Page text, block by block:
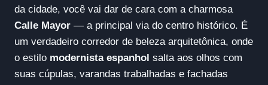
da cidade, você vai dar de cara com a charmosa
Calle Mayor — a principal via do centro histórico. É
um verdadeiro corredor de beleza arquitetônica, onde
o estilo modernista espanhol salta aos olhos com
suas cúpulas, varandas trabalhadas e fachadas